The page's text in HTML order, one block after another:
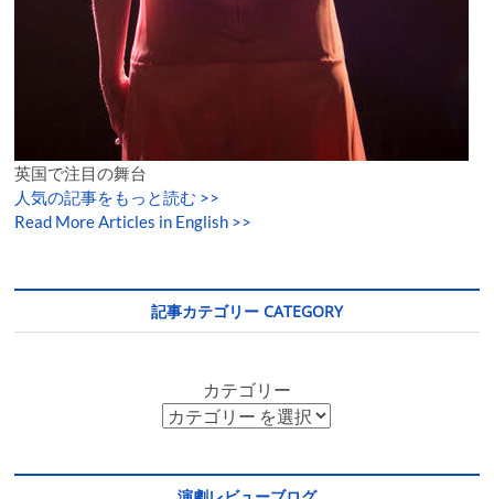
英国で注目の舞台
人気の記事をもっと読む >>
Read More Articles in English >>
記事カテゴリー CATEGORY
カテゴリー